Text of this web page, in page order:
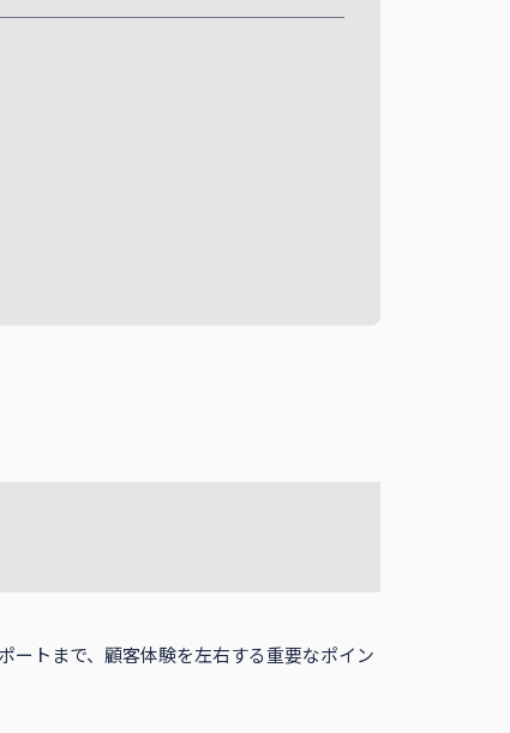
ートまで、顧客体験を左右する重要なポイン